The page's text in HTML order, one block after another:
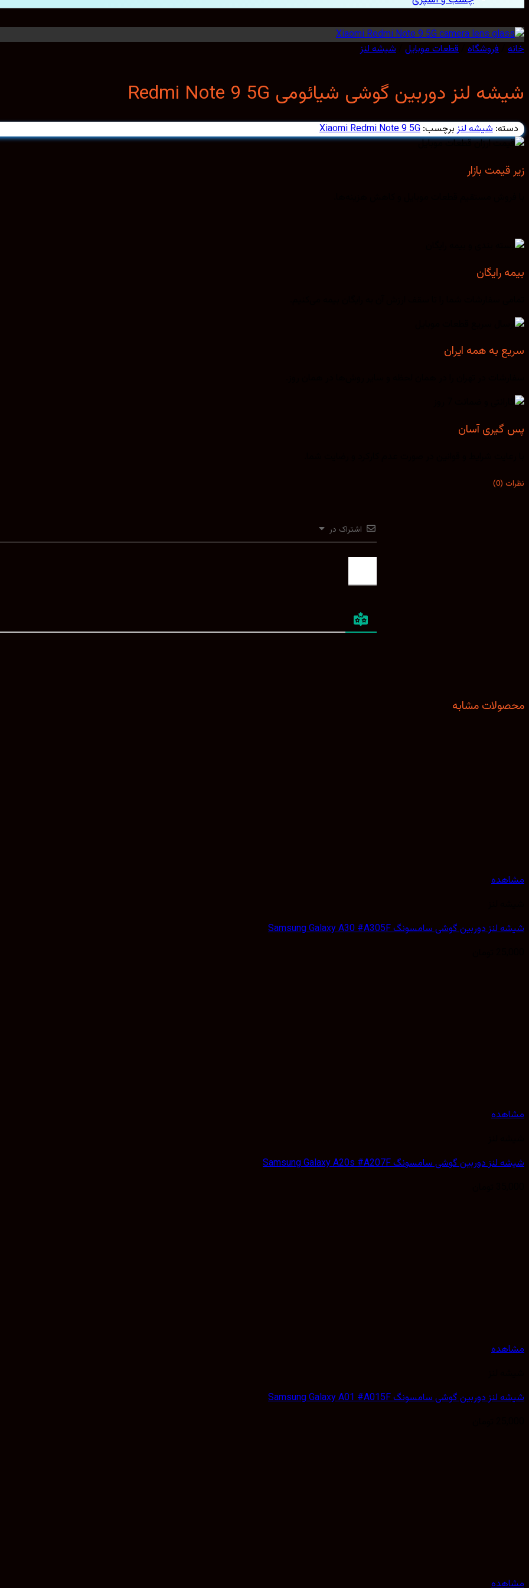
خانه فروشگاه قطعات موبایل شیشه لنز
شیشه لنز دوربین گوشی شیائومی Redmi Note 9 5G
دسته: شیشه لنز برچسب: Xiaomi Redmi Note 9 5G
زیر قیمت بازار
بیمه رایگان
سریع به همه ایران
پس گیری آسان
نظرات (0)
اشتراک در
محصولات مشابه
مشاهده
شیشه لنز دوربین گوشی سامسونگ Samsung Galaxy A30 #A305F
مشاهده
شیشه لنز دوربین گوشی سامسونگ Samsung Galaxy A20s #A207F
مشاهده
شیشه لنز دوربین گوشی سامسونگ Samsung Galaxy A01 #A015F
مشاهده